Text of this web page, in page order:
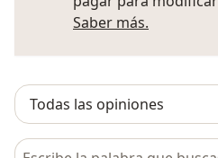
Saber más.
Busca en opiniones